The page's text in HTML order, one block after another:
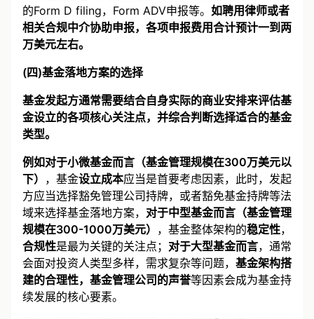
向美国监管当局完成报备工作，例如美国联邦及州层面
的Form D filing，Form ADV申报等。如聘用律师或者
相关合规中介协助申报，各项申报费用合计预计一到两
基金发起方通常需要结合自身实际的商业安排来评估基
金设立的各项核心关注点，并综合判断选择适合的基金
例如对于小微基金而言（基金管理规模在300万美元以
下），基金设立成本应当是首要考虑因素，此时，发起
方应当选择豁免管理公司持牌，或者豁免基金持牌等法
域来选择基金落地方案，对于中型基金而言（基金管理
规模在300-1000万美元） ，基金整体架构的稳定性，
合规性是最为关键的关注点；对于大型基金而言，通常
会面对投资人类型多样，需求复杂等问题，基金架构搭
建的合理性，基金管理公司的声誉